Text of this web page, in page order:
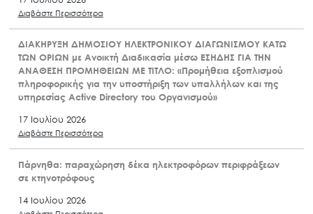
Διαβάστε Περισσότερα
ΔΙΑΚΗΡΥΞΗ ΔΗΜΟΣΙΟΥ ΗΛΕΚΤΡΟΝΙΚΟΥ ΔΙΑΓΩΝΙΣΜΟΥ ΚΑΤΩ
ΤΩΝ ΟΡΙΩΝ με Ανοικτή Διαδικασία μέσω ΕΣΗΔΗΣ ΓΙΑ ΤΗΝ
ΑΝΑΘΕΣΗ ΠΡΟΜΗΘΕΙΩΝ ΜΕ ΤΙΤΛΟ: «Προμήθεια εξοπλισμού
πληροφορικής για την υποστήριξη των υπαλλήλων και της
υπηρεσίας Active Directory του Οργανισμού»
17 Ιουλίου 2026
Διαβάστε Περισσότερα
Πάρνηθα: παραχώρηση δέκα ηλεκτροφόρων περιφράξεων
σε κτηνοτρόφους
14 Ιουλίου 2026